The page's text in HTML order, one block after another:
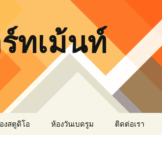
ทเม้นท์
งสตูดิโอ ห้องวันเบดรูม ติดต่อเรา